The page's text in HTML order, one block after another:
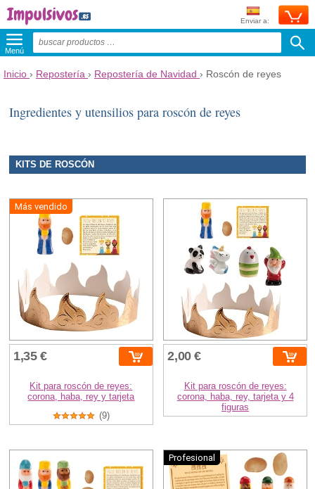
Enviar a:
Menú
Inicio › Repostería › Repostería de Navidad › Roscón de reyes
Ingredientes y utensilios para roscón de reyes
KITS DE ROSCÓN
Más vendido
1,35 €
Kit para roscón de reyes:
corona, haba, rey y tarjeta
(9)
2,00 €
Kit para roscón de reyes:
corona, haba, rey, tarjeta y 4
figuras
Profesional